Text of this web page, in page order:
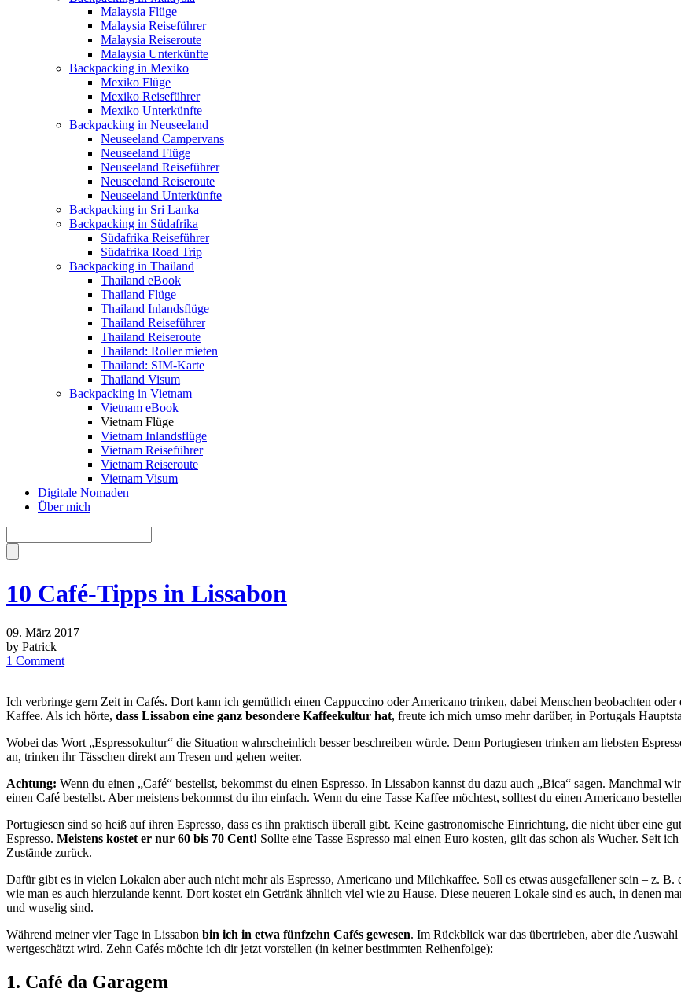
Malaysia Flüge
Malaysia Reiseführer
Malaysia Reiseroute
Malaysia Unterkünfte
Backpacking in Mexiko
Mexiko Flüge
Mexiko Reiseführer
Mexiko Unterkünfte
Backpacking in Neuseeland
Neuseeland Campervans
Neuseeland Flüge
Neuseeland Reiseführer
Neuseeland Reiseroute
Neuseeland Unterkünfte
Backpacking in Sri Lanka
Backpacking in Südafrika
Südafrika Reiseführer
Südafrika Road Trip
Backpacking in Thailand
Thailand eBook
Thailand Flüge
Thailand Inlandsflüge
Thailand Reiseführer
Thailand Reiseroute
Thailand: Roller mieten
Thailand: SIM-Karte
Thailand Visum
Backpacking in Vietnam
Vietnam eBook
Vietnam Flüge
Vietnam Inlandsflüge
Vietnam Reiseführer
Vietnam Reiseroute
Vietnam Visum
Digitale Nomaden
Über mich
10 Café-Tipps in Lissabon
09. März 2017
by Patrick
1 Comment
Ich verbringe gern Zeit in Cafés. Dort kann ich gemütlich einen Cappuccino oder Americano trinken, dabei Menschen beobachten
Kaffee. Als ich hörte, dass Lissabon eine ganz besondere Kaffeekultur hat, freute ich mich umso mehr darüber, in Portugals
Wobei das Wort „Espressokultur“ die Situation wahrscheinlich besser beschreiben würde. Denn Portugiesen trinken am liebsten
an, trinken ihr Tässchen direkt am Tresen und gehen weiter.
Achtung: Wenn du einen „Café“ bestellst, bekommst du einen Espresso. In Lissabon kannst du dazu auch „Bica“ sagen. Manchmal
einen Café bestellst. Aber meistens bekommst du ihn einfach. Wenn du eine Tasse Kaffee möchtest, solltest du einen Americano
Portugiesen sind so heiß auf ihren Espresso, dass es ihn praktisch überall gibt. Keine gastronomische Einrichtung, die nicht über eine
Espresso. Meistens kostet er nur 60 bis 70 Cent! Sollte eine Tasse Espresso mal einen Euro kosten, gilt das schon als Wucher. Seit
Zustände zurück.
Dafür gibt es in vielen Lokalen aber auch nicht mehr als Espresso, Americano und Milchkaffee. Soll es etwas ausgefallener sein – z. B.
wie man es auch hierzulande kennt. Dort kostet ein Getränk ähnlich viel wie zu Hause. Diese neueren Lokale sind es auch, in denen
und wuselig sind.
Während meiner vier Tage in Lissabon bin ich in etwa fünfzehn Cafés gewesen. Im Rückblick war das übertrieben, aber die
wertgeschätzt wird. Zehn Cafés möchte ich dir jetzt vorstellen (in keiner bestimmten Reihenfolge):
1. Café da Garagem